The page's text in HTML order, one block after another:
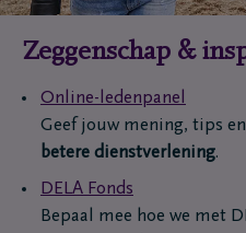
Zeggenschap &
Online-ledenpanel
Geef jouw mening, tips
betere dienstverlening.
DELA Fonds
Bepaal mee hoe we met